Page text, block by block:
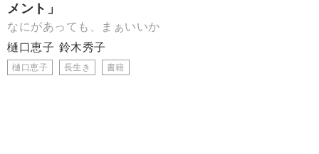
メント」
なにがあっても、まぁいいか
樋口恵子 鈴木秀子
樋口恵子 長生き 書籍